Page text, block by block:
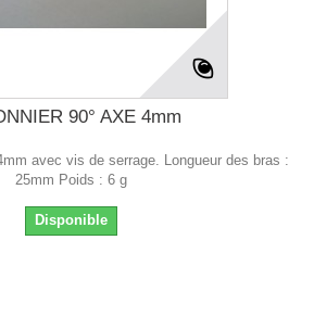
90° AXE 4mm
avec vis de serrage. Longueur des bras :
25mm Poids : 6 g
Disponible